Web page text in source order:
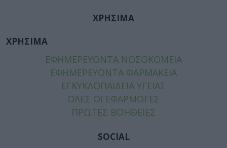
ΧΡΗΣΙΜΑ
ΧΡΗΣΙΜΑ
ΕΦΗΜΕΡΕΥΟΝΤΑ ΝΟΣΟΚΟΜΕΙΑ
ΕΦΗΜΕΡΕΥΟΝΤΑ ΦΑΡΜΑΚΕΙΑ
ΕΓΚΥΚΛΟΠΑΙΔΕΙΑ ΥΓΕΙΑΣ
ΟΛΕΣ ΟΙ ΕΦΑΡΜΟΓΕΣ
ΠΡΩΤΕΣ ΒΟΗΘΕΙΕΣ
SOCIAL